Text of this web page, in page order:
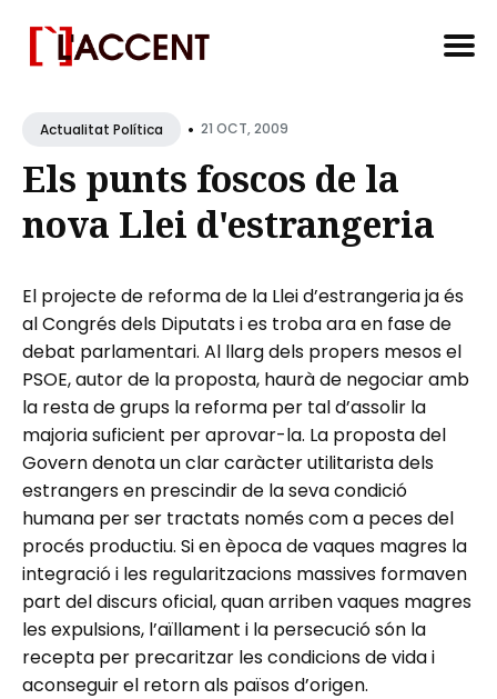
for
Blog
Actualitat Política • 21 OCT, 2009
Els punts foscos de la
nova Llei d'estrangeria
El projecte de reforma de la Llei d’estrangeria ja és
al Congrés dels Diputats i es troba ara en fase de
debat parlamentari. Al llarg dels propers mesos el
PSOE, autor de la proposta, haurà de negociar amb
la resta de grups la reforma per tal d’assolir la
majoria suficient per aprovar-la. La proposta del
Govern denota un clar caràcter utilitarista dels
estrangers en prescindir de la seva condició
humana per ser tractats només com a peces del
procés productiu. Si en època de vaques magres la
integració i les regularitzacions massives formaven
part del discurs oficial, quan arriben vaques magres
les expulsions, l’aïllament i la persecució són la
recepta per precaritzar les condicions de vida i
aconseguir el retorn als països d’origen.